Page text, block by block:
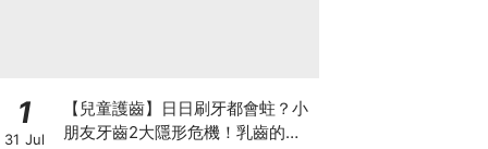
1
31 Jul
【兒童護齒】日日刷牙都會蛀？小
朋友牙齒2大隱形危機！乳齒的琺